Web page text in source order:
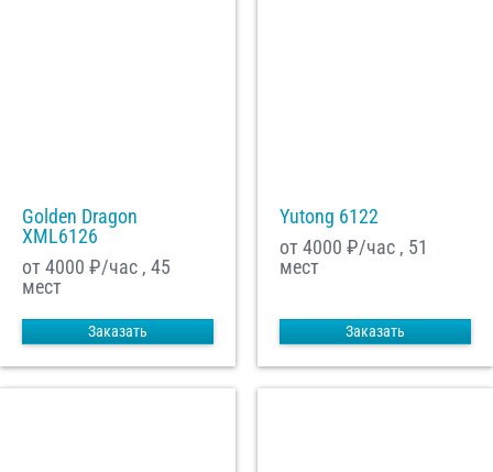
Golden Dragon
XML6126
от 4000 ₽/час , 45
мест
Заказать
Yutong 6122
от 4000 ₽/час , 51
мест
Заказать